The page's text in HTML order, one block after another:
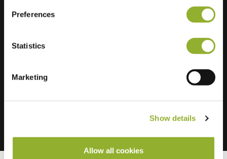
Preferences
Statistics
Marketing
Show details
Allow all cookies